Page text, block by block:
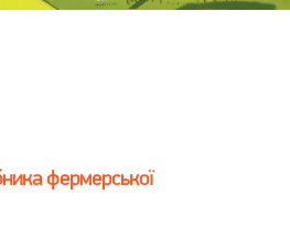
фермерської